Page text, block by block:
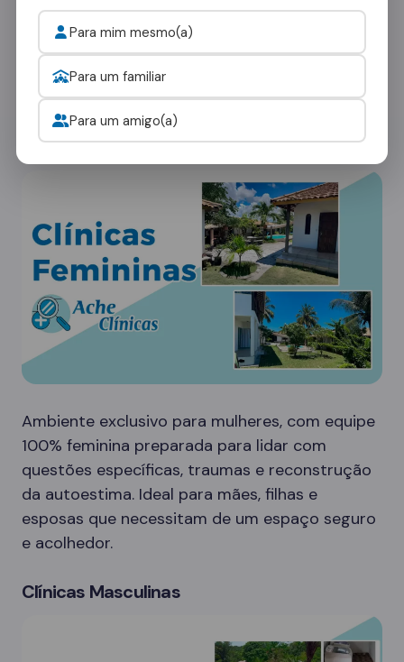
Serpa
Cada paciente tem necessidades únicas. Nossa
rede em Honório Serpa oferece diferentes
tipos de ambientes:
Clínicas Femininas
Ambiente exclusivo para mulheres, com equipe
100% feminina preparada para lidar com
questões específicas, traumas e reconstrução
da autoestima. Ideal para mães, filhas e
esposas que necessitam de um espaço seguro
e acolhedor.
Clínicas Masculinas
Para mim mesmo(a)
Para um familiar
Para um amigo(a)